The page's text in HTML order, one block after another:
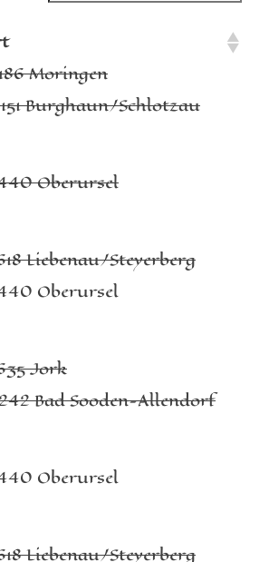
Moringen
Burghaun/Schlotzau
Oberursel
Liebenau/Steyerberg
Oberursel
Jork
Bad Sooden-Allendorf
Oberursel
Liebenau/Steyerberg